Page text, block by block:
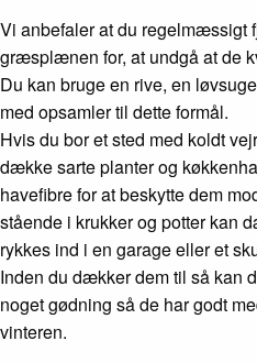
Vi anbefaler at du regelmæssigt
græsplænen for, at undgå at de
Du kan bruge en rive, en
med opsamler til dette formål.
Hvis du bor et sted med koldt
dække sarte planter og
havefibre for at beskytte dem
stående i krukker og potter kan
rykkes ind i en garage eller et
Inden du dækker dem til så kan
noget gødning så de har godt
vinteren.